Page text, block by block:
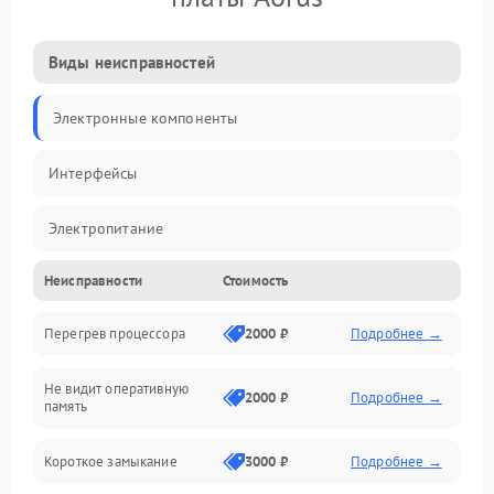
Виды неисправностей
Электронные компоненты
Интерфейсы
Электропитание
Корпус/Герметичность
Механика
ПО/Микропрограмма
Неисправности Стоимость
Перегрев процессора 2000 ₽ Подробнее →
Не видит оперативную
память
2000 ₽ Подробнее →
Короткое замыкание 3000 ₽ Подробнее →